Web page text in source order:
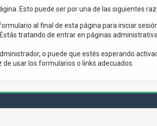
Esto puede ser por una de las siguientes
al final de esta página para iniciar
tratando de entrar en páginas
o puede que estés esperando
usar los formularios o links adecuados.